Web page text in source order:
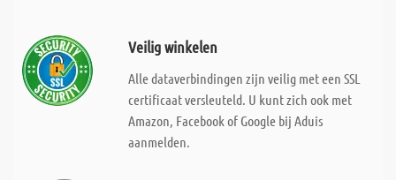
Veilig winkelen
Alle dataverbindingen zijn veilig met een SSL
certificaat versleuteld. U kunt zich ook met
Amazon, Facebook of Google bij Aduis
aanmelden.